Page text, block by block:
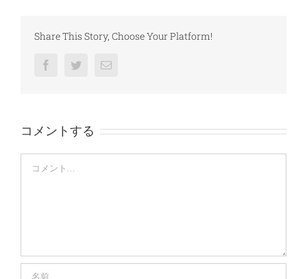
Share This Story, Choose Your Platform!
FacebookTwitter電
コメントする
Comment